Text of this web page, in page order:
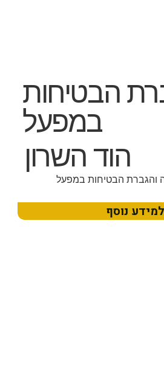
הבטיחות
במפעל
הוד השרון
והגברת הבטיחות במפעל
למידע נוסף